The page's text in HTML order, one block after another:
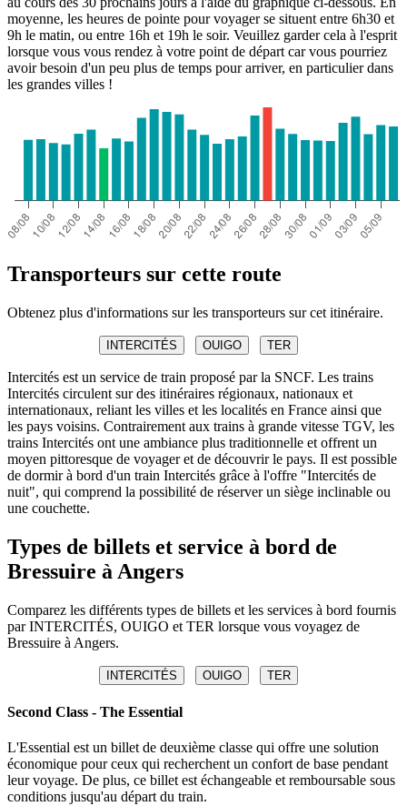
moyenne, les heures de pointe pour voyager se situent entre 6h30 et
9h le matin, ou entre 16h et 19h le soir. Veuillez garder cela à l'esprit
lorsque vous vous rendez à votre point de départ car vous pourriez
avoir besoin d'un peu plus de temps pour arriver, en particulier dans
les grandes villes !
Transporteurs sur cette route
Obtenez plus d'informations sur les transporteurs sur cet itinéraire.
INTERCITÉS OUIGO TER
Intercités est un service de train proposé par la SNCF. Les trains
Intercités circulent sur des itinéraires régionaux, nationaux et
internationaux, reliant les villes et les localités en France ainsi que
les pays voisins. Contrairement aux trains à grande vitesse TGV, les
trains Intercités ont une ambiance plus traditionnelle et offrent un
moyen pittoresque de voyager et de découvrir le pays. Il est possible
de dormir à bord d'un train Intercités grâce à l'offre "Intercités de
nuit", qui comprend la possibilité de réserver un siège inclinable ou
une couchette.
Types de billets et service à bord de
Bressuire à Angers
Comparez les différents types de billets et les services à bord fournis
par INTERCITÉS, OUIGO et TER lorsque vous voyagez de
Bressuire à Angers.
INTERCITÉS OUIGO TER
Second Class - The Essential
L'Essential est un billet de deuxième classe qui offre une solution
économique pour ceux qui recherchent un confort de base pendant
leur voyage. De plus, ce billet est échangeable et remboursable sous
conditions jusqu'au départ du train.